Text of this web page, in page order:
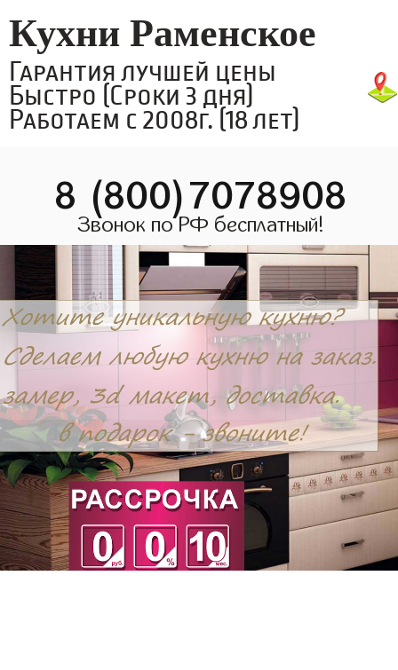
Кухни Раменское
Гарантия лучшей цены
Быстро (Сроки 3 дня)
Работаем с 2008г. (18 лет)
8 (800)7078908
Звонок по РФ бесплатный!